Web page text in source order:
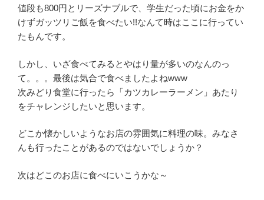
値段も800円とリーズナブルで、学生だった頃にお金をか
けずガッツリご飯を食べたい!!なんて時はここに行ってい
たもんです。
しかし、いざ食べてみるとやはり量が多いのなんのっ
て。。。最後は気合で食べましたよねwww
次みどり食堂に行ったら「カツカレーラーメン」あたり
をチャレンジしたいと思います。
どこか懐かしいようなお店の雰囲気に料理の味。みなさ
んも行ったことがあるのではないでしょうか？
次はどこのお店に食べにいこうかな～